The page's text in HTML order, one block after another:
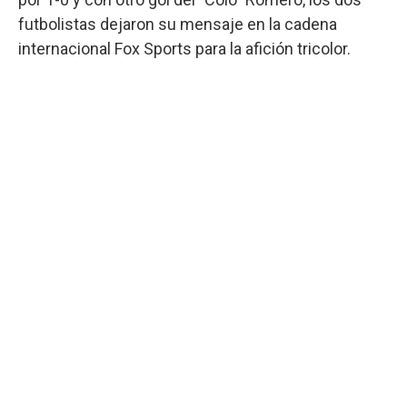
futbolistas dejaron su mensaje en la cadena
internacional Fox Sports para la afición tricolor.